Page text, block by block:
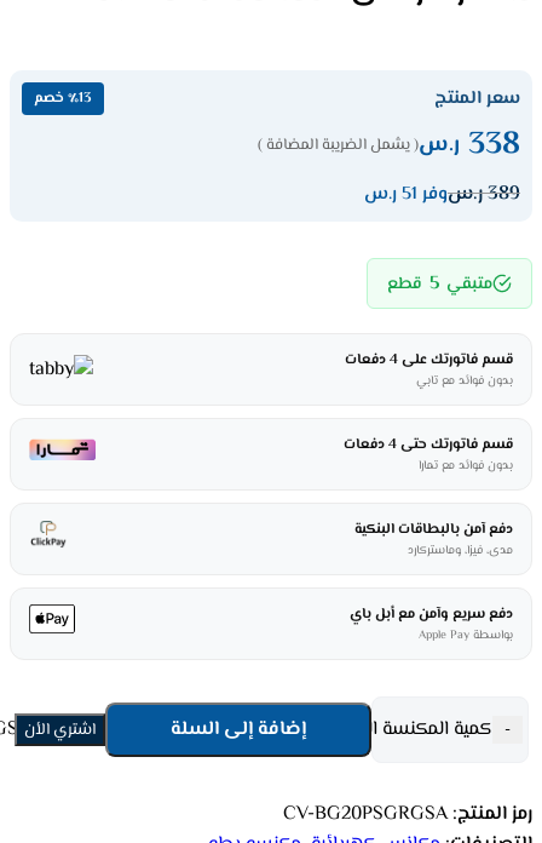
سعر المنتج ٪13 خصم
338 ر.س( يشمل الضريبة المضافة )
389ر.سوفر 51 ر.س
متبقي 5 قطع
قسم فاتورتك على 4 دفعات
بدون فوائد مع تابي
قسم فاتورتك حتى 4 دفعات
بدون فوائد مع تمارا
دفع آمن بالبطاقات البنكية
مدى، فيزا، وماستركارد
دفع سريع وآمن مع أبل باي
بواسطة Apple Pay
- كمية المكنسة الكهربائية هيتاشى 2000 وات 4.5 لتر - رمادى CV-BG20PSGRGSA
إضافة إلى السلة اشتري الأن
رمز المنتج:CV-BG20PSGRGSA